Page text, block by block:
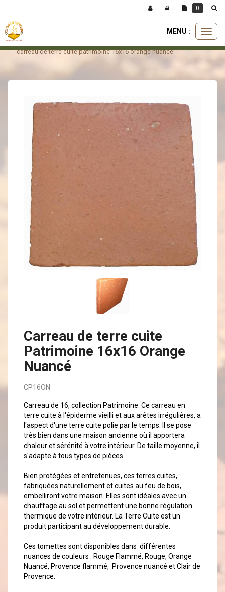
MENU :
carreaux
carreau de terre cuite patrimoine 16x16 orange nuancé
Carreau de terre cuite
Patrimoine 16x16 Orange
Nuancé
CP16ON
Carreau de 16, collection Patrimoine. Ce carreau en
terre cuite à l'épiderme vieilli et aux arêtes irrégulières, a
l'aspect d'une terre cuite polie par le temps. Il se pose
très bien dans une maison ancienne où il apportera
chaleur et sérénité à votre intérieur. De taille moyenne, il
s'adapte à tous types de pièces.
Bien protégées et entretenues, ces terres cuites,
fabriquées naturellement et cuites au feu de bois,
embelliront votre maison. Elles sont idéales avec un
chauffage au sol et permettent une bonne régulation
thermique de votre intérieur. La Terre Cuite est un
produit participant au développement durable.
Ces tomettes sont disponibles dans différentes
nuances de couleurs : Rouge Flammé, Rouge, Orange
Nuancé, Provence flammé, Provence nuancé et Clair de
Provence.
0